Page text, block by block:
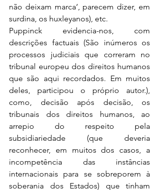
não deixam marca’, parecem dizer, em
surdina, os huxleyanos), etc.
Puppinck evidencia-nos, com
descrições factuais (São inúmeros os
processos judiciais que correram no
tribunal europeu dos direitos humanos
que são aqui recordados. Em muitos
deles, participou o próprio autor.),
como, decisão após decisão, os
tribunais dos direitos humanos, ao
arrepio do respeito pela
subsidiariedade (que deveria
reconhecer, em muitos dos casos, a
incompetência das instâncias
internacionais para se sobreporem à
soberania dos Estados) que tinham